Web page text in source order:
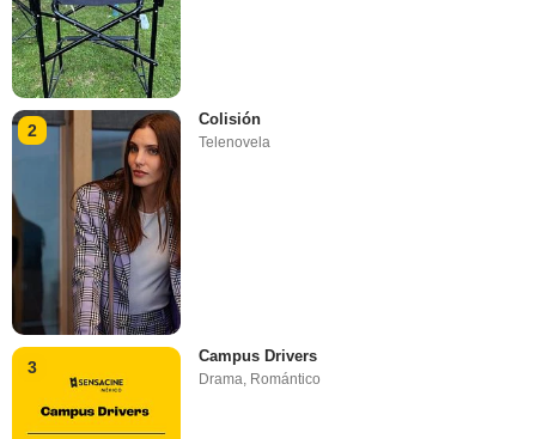
2
Colisión
Telenovela
3
Campus Drivers
Drama, Romántico